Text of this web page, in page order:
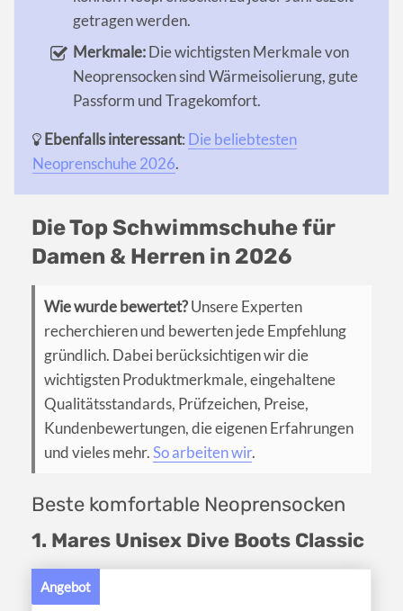
getragen werden.
Merkmale:Die wichtigsten Merkmale von
Neoprensocken sind Wärmeisolierung, gute
Passform und Tragekomfort.
Ebenfalls interessant: Die beliebtesten
Neoprenschuhe 2026.
Die Top Schwimmschuhe für
Damen & Herren in 2026
Wie wurde bewertet?Unsere Experten
recherchieren und bewerten jede Empfehlung
gründlich. Dabei berücksichtigen wir die
wichtigsten Produktmerkmale, eingehaltene
Qualitätsstandards, Prüfzeichen, Preise,
Kundenbewertungen, die eigenen Erfahrungen
und vieles mehr.So arbeiten wir.
Beste komfortable Neoprensocken
1. Mares Unisex Dive Boots Classic
Angebot